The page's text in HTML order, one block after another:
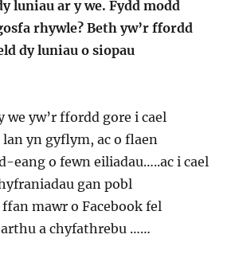
luniau ar y we. Fydd modd
rhywle? Beth yw’r ffordd
dy luniau o siopau
yw’r ffordd gore i cael
yn gyflym, ac o flaen
eang o fewn eiliadau…..ac i cael
gan pobl
mawr o Facebook fel
a chyfathrebu ……